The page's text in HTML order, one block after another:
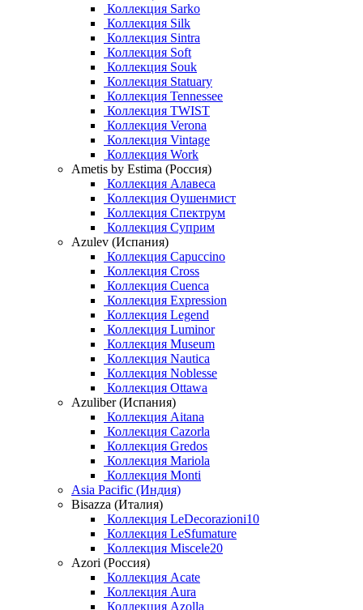
Коллекция Sarko
Коллекция Silk
Коллекция Sintra
Коллекция Soft
Коллекция Souk
Коллекция Statuary
Коллекция Tennessee
Коллекция TWIST
Коллекция Verona
Коллекция Vintage
Коллекция Work
Ametis by Estima (Россия)
Коллекция Алавеса
Коллекция Оушенмист
Коллекция Спектрум
Коллекция Суприм
Azulev (Испания)
Коллекция Capuccino
Коллекция Cross
Коллекция Cuenca
Коллекция Expression
Коллекция Legend
Коллекция Luminor
Коллекция Museum
Коллекция Nautica
Коллекция Noblesse
Коллекция Ottawa
Azuliber (Испания)
Коллекция Aitana
Коллекция Cazorla
Коллекция Gredos
Коллекция Mariola
Коллекция Monti
Asia Pacific (Индия)
Bisazza (Италия)
Коллекция LeDecorazioni10
Коллекция LeSfumature
Коллекция Miscele20
Azori (Россия)
Коллекция Acate
Коллекция Aura
Коллекция Azolla